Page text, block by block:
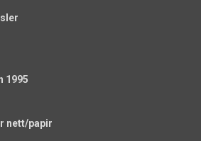
1995
nett/papir